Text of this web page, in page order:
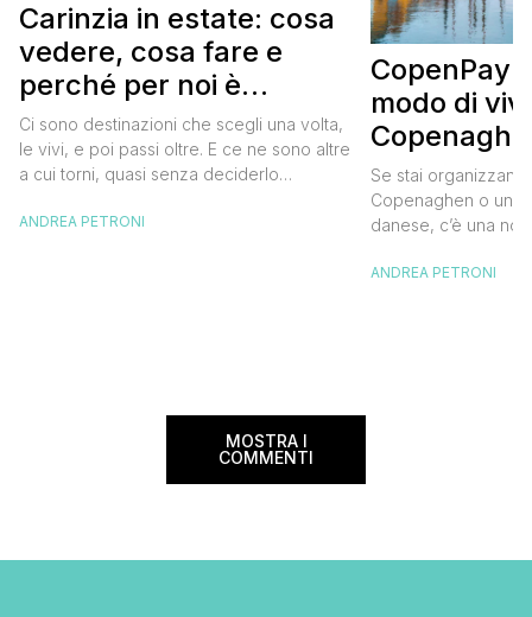
Carinzia in estate: cosa
vedere, cosa fare e
perché per noi è
diventata una
destinazione del cuore
Ci sono destinazioni che scegli una volta,
le vivi, e poi passi oltre. E ce ne sono altre
a cui torni, quasi senza deciderlo
richiamarti indietro più che il contrario. Per
ANDREA PETRONI
CopenPay:
modo di
meglio e
meno
Se stai
Copenaghen o un
danese, c’è una
CopenPay ed è
ANDREA PETRONI
MOSTRA I
COMMENTI